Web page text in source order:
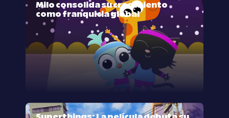
Milo consolida su crecimiento
como franquicia global